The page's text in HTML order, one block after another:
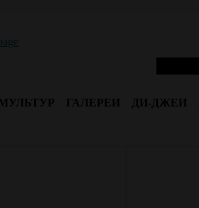
ГАЛЕРЕИ ДИ-ДЖЕИ